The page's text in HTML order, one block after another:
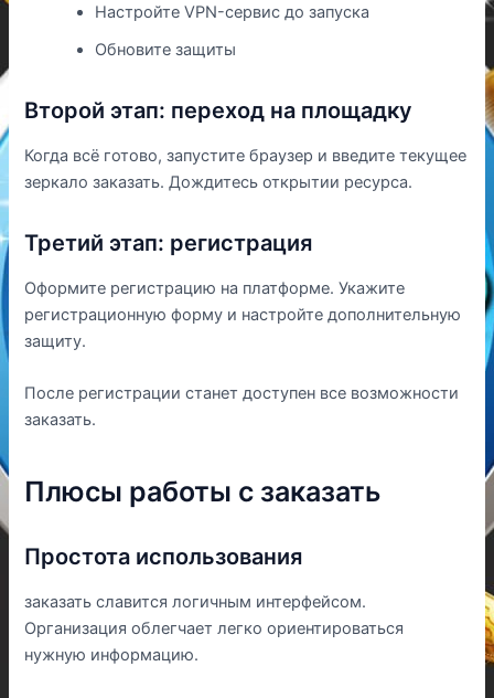
Настройте VPN-сервис до запуска
Обновите защиты
Второй этап: переход на площадку
Когда всё готово, запустите браузер и введите текущее
зеркало заказать. Дождитесь открытии ресурса.
Третий этап: регистрация
Оформите регистрацию на платформе. Укажите
регистрационную форму и настройте дополнительную
защиту.
После регистрации станет доступен все возможности
заказать.
Плюсы работы с заказать
Простота использования
заказать славится логичным интерфейсом.
Организация облегчает легко ориентироваться
нужную информацию.